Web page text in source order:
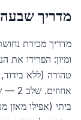
מדריך
ומיון: הפרידו את
ביתי (אפילו